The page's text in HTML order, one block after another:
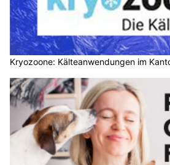
Kryozoone: Kälteanwendungen im